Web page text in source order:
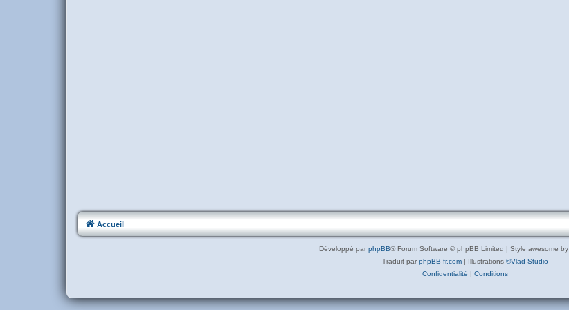
Accueil
Développé par phpBB® Forum Software © phpBB Limited | Style awesome by
Traduit par phpBB-fr.com | Illustrations ©Vlad Studio
Confidentialité | Conditions